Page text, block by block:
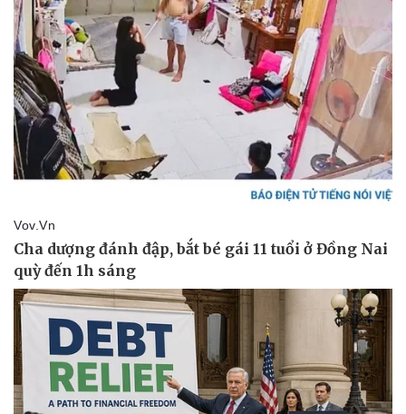
Thể thao
Bóng đá
Lịch thi đấu bóng đá
Thế giới thể thao
eSports
Hậu trường
Ô tô - Xe máy
Ô tô
Xe máy